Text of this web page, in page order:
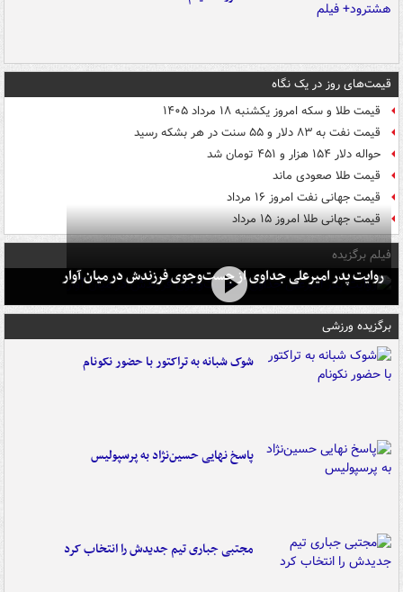
قیمت‌های روز در یک نگاه
قیمت طلا و سکه امروز یکشنبه ۱۸ مرداد ۱۴۰۵
قیمت نفت به ۸۳ دلار و ۵۵ سنت در هر بشکه رسید
حواله دلار ۱۵۴ هزار و ۴۵۱ تومان شد
قیمت طلا صعودی ماند
قیمت جهانی نفت امروز ۱۶ مرداد
قیمت جهانی طلا امروز ۱۵ مرداد
فیلم برگزیده
روایت پدر امیرعلی جداوی از جست‌وجوی فرزندش در میان آوار
برگزیده ورزشی
شوک شبانه به تراکتور با حضور نکونام
پاسخ نهایی حسین‌نژاد به پرسپولیس
مجتبی جباری تیم جدیدش را انتخاب کرد